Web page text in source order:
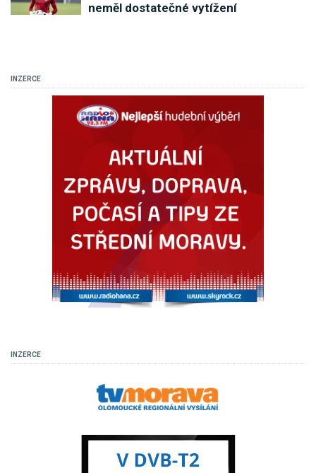
neměl dostatečné vytížení
INZERCE
INZERCE